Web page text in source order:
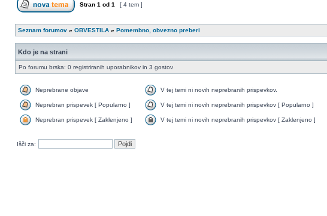
Stran 1 od 1 [ 4 tem ]
Seznam forumov » OBVESTILA » Pomembno, obvezno preberi
Kdo je na strani
Po forumu brska: 0 registriranih uporabnikov in 3 gostov
Neprebrane objave V tej temi ni novih neprebranih prispevkov.
Neprebran prispevek [ Popularno ] V tej temi ni novih neprebranih prispevkov [ Popularno ]
Neprebran prispevek [ Zaklenjeno ] V tej temi ni novih neprebranih prispevkov [ Zaklenjeno ]
Išči za: